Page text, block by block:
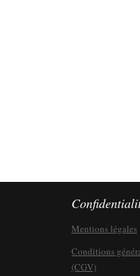
Mentions légales
Conditions
(CGV)